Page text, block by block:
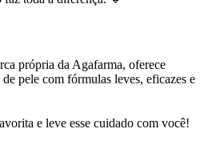
própria da Agafarma, oferece
pele com fórmulas leves, eficazes e
e leve esse cuidado com você!